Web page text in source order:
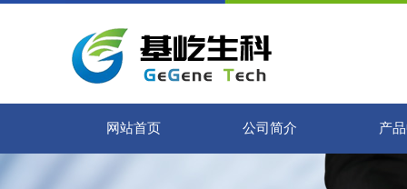
网站首页 公司简介 产